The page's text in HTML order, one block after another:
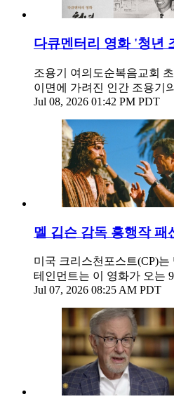
다큐멘터리 영화 '청년
조용기 여의도순복음교회
이면에 가려진 인간 조용기
Jul 08, 2026 01:42 PM PDT
멜 깁슨 감독 흥행작 패
미국 크리스천포스트(CP)
테인먼트는 이 영화가 오는
Jul 07, 2026 08:25 AM PDT